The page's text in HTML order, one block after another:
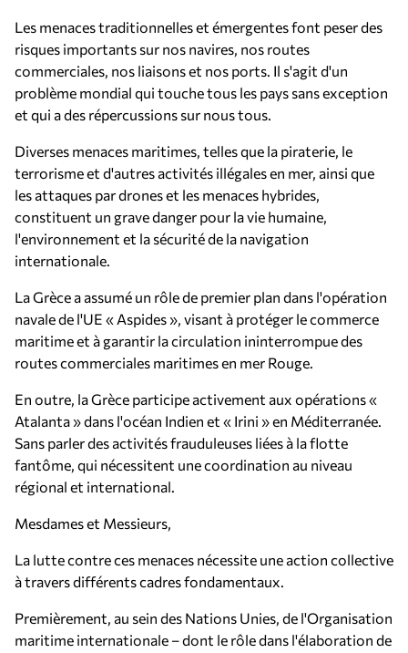
Les menaces traditionnelles et émergentes font peser des
risques importants sur nos navires, nos routes
commerciales, nos liaisons et nos ports. Il s'agit d'un
problème mondial qui touche tous les pays sans exception
et qui a des répercussions sur nous tous.
Diverses menaces maritimes, telles que la piraterie, le
terrorisme et d'autres activités illégales en mer, ainsi que
les attaques par drones et les menaces hybrides,
constituent un grave danger pour la vie humaine,
l'environnement et la sécurité de la navigation
internationale.
La Grèce a assumé un rôle de premier plan dans l'opération
navale de l'UE « Aspides », visant à protéger le commerce
maritime et à garantir la circulation ininterrompue des
routes commerciales maritimes en mer Rouge.
En outre, la Grèce participe activement aux opérations «
Atalanta » dans l'océan Indien et « Irini » en Méditerranée.
Sans parler des activités frauduleuses liées à la flotte
fantôme, qui nécessitent une coordination au niveau
régional et international.
Mesdames et Messieurs,
La lutte contre ces menaces nécessite une action collective
à travers différents cadres fondamentaux.
Premièrement, au sein des Nations Unies, de l'Organisation
maritime internationale – dont le rôle dans l'élaboration de